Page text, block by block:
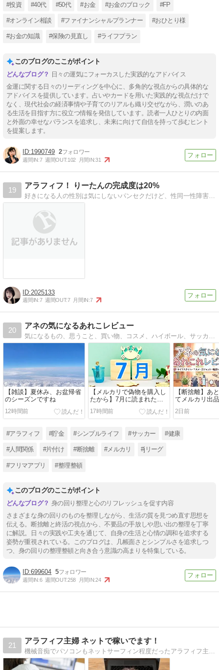
#投資 #40代 #50代 #お金 #お金のブロック #FP
#オンライン相談 #ファイナンシャルプランナー #おひとり様
#お金の知識 #保険の見直し #ライフプラン
このブログのここがポイント
日々の運気にフォーカスした実践的なアドバイス
金運に関する日々のリーディングを中心に、多角的な視点からの具体的な
アドバイスを提供しています。占いやカードを用いた実践的な視点だけで
なく、現代社会の経済事情や子育てのリアルも織り交ぜながら、潤いのあ
る生活を目指す方に役立つ情報を発信しています。読者一人ひとりの内面
と外面の幸せなバランスを追求し、未来に向けて自信を持って歩むヒント
を提案します。
1990749 2
週間IN:7 週間OUT:102 月間IN:31
19
アラフィフ！ りーたんの完成度は20%
好きになる人の性別は気にしないパンセクだけど、性同一性障害(GID)でもある完成度低めなアラフィフの平凡な毎日。色々と浮世離れしちゃっていますが、のんびり無理せず自分らしく生きています。ダイエット中なのに気づけばごはんネタ多めかも…。
2025133
週間IN:7 週間OUT:7 月間IN:7
20
アネの気になるあれこレビュー
気になるもの、思うこと、買い物、コスメ、ハイボール、サッカーの好きなアラフィフブログです
【雑談】夏休み、お盆帰省
のシーズンですね
12時間前
【メルカリで偽物を購入し
たから】7月に読まれた記
事TOP５＋α【メルカリ匿
名配送の品目記載まで】
17時間前
【断捨離】あ
てメルカリ出
モノ
2日前
#アラフィフ #貯金 #シンプルライフ #サッカー #健康
#人間関係 #片付け #断捨離 #メルカリ #jリーグ
#フリマアプリ #整理整頓
このブログのここがポイント
身の回り整理と心のリフレッシュを促す内容
さまざまな身の回りのものを整理しながら、生活の質を見つめ直す思想を
伝える。断捨離と終活の視点から、不要品の手放しや思い出の整理を丁寧
に解説。日々の実践や工夫を通じて、自身の生活と心情の調和を追求する
姿勢が重視されている。このブログは、几帳面さとシンプルさを追求しつ
つ、身の回りの整理整頓と向き合う意識の高まりを特集している。
699604 5
週間IN:6 週間OUT:258 月間IN:24
21
アラフィフ主婦 ネットで稼いでます！
機械音痴でパソコンもネットサーフィン程度だったアラフィフ主婦が月5万のパートから脱却して再スタート！